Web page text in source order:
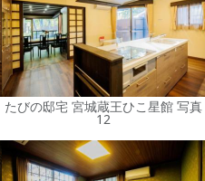
たびの邸宅 宮城蔵王ひこ星館 写真
12